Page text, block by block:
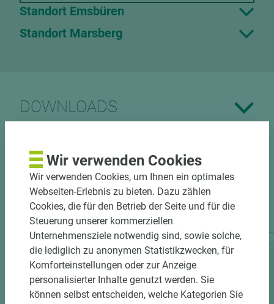
Standort Emsbüren
Standort Marsberg
DOWNLOADS
PASSENDES ZUBEHÖR
Wir verwenden Cookies
Wir verwenden Cookies, um Ihnen ein optimales
Webseiten-Erlebnis zu bieten. Dazu zählen
Cookies, die für den Betrieb der Seite und für die
Steuerung unserer kommerziellen
Unternehmensziele notwendig sind, sowie solche,
die lediglich zu anonymen Statistikzwecken, für
Komforteinstellungen oder zur Anzeige
personalisierter Inhalte genutzt werden. Sie
können selbst entscheiden, welche Kategorien Sie